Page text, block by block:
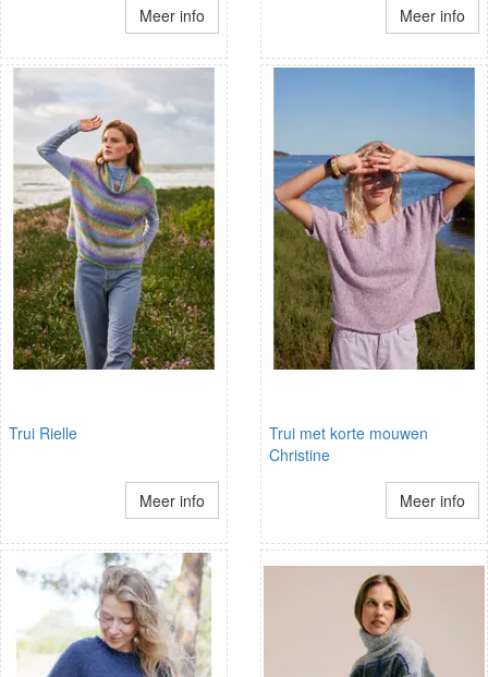
Meer info Meer info
Trui Rielle
Meer info
Trui met korte mouwen
Christine
Meer info